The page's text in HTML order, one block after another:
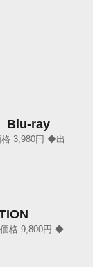
Blu-ray
3,980円 ◆出
格 9,800円 ◆